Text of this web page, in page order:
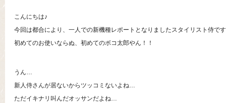
こんにちは♪
今回は都合により、一人での新機種レポートとなりましたスタイリスト侍で
初めてのお使いならぬ、初めてのボコ太郎やん！！
うん…
新人侍さんが居ないからツッコミないよね…
ただイキナリ叫んだオッサンだよね…